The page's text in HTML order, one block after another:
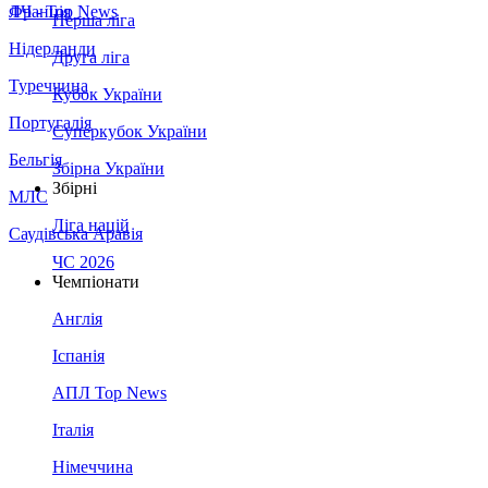
Франція
Нідерланди
Туреччина
Португалія
Бельгія
МЛС
Саудівська Аравія
ЛЧ - Top News
Перша ліга
Друга ліга
Кубок України
Суперкубок України
Збірна України
Збірні
Ліга націй
ЧС 2026
Чемпіонати
Англія
Іспанія
АПЛ Top News
Італія
Німеччина